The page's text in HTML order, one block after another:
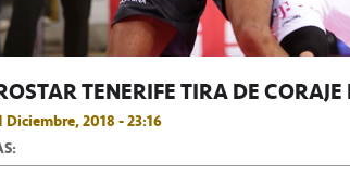
TENERIFE TIRA DE
Diciembre, 2018 - 23:16